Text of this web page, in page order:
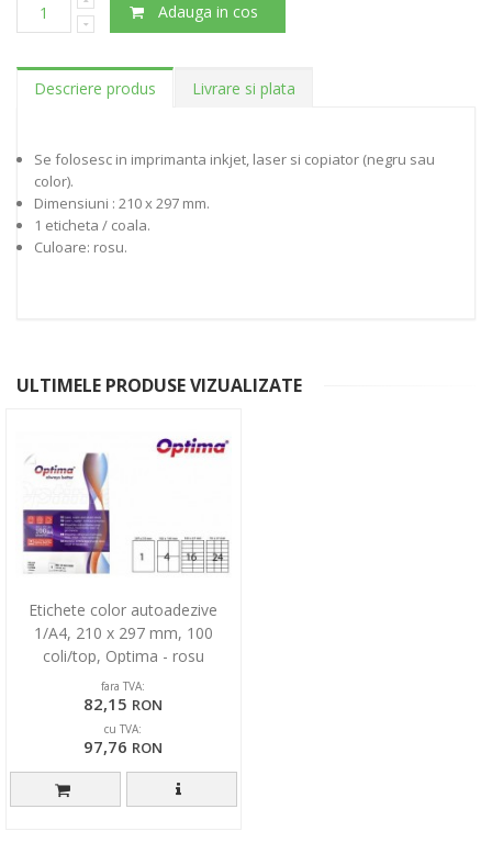
Adauga in cos
Descriere produs Livrare si plata
Se folosesc in imprimanta inkjet, laser si copiator (negru sau
color).
Dimensiuni : 210 x 297 mm.
1 eticheta / coala.
Culoare: rosu.
ULTIMELE PRODUSE VIZUALIZATE
Etichete color autoadezive
1/A4, 210 x 297 mm, 100
coli/top, Optima - rosu
fara TVA:
82,15 RON
cu TVA:
97,76 RON